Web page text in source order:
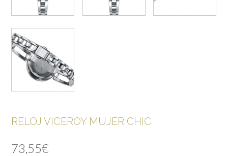
RELOJ VICEROY MUJER CHIC
73,55€